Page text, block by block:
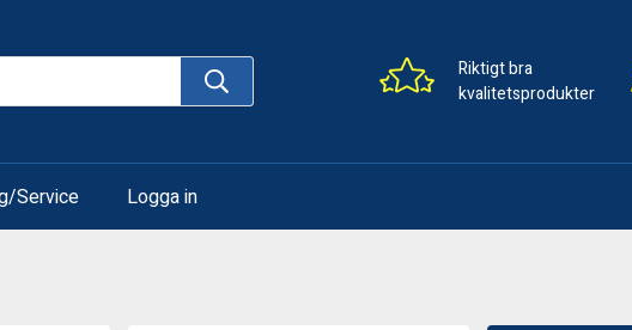
Riktigt bra
kvalitetsprodukter
Service Logga in